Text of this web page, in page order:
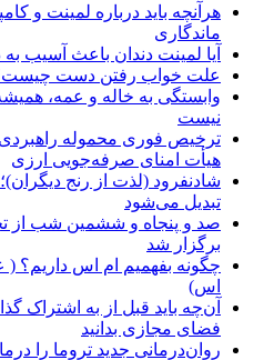
هرآنچه باید درباره لمینت و
ماندگاری
آیا لمینت دندان باعث آسیب
علت خواب رفتن دست
وابستگی به خاله و عمه،
نیست
ترخیص فوری محموله
هیأت امنای صرفه‌جویی ارزی
شادنفرود (لذت از رنج
تبدیل می‌شود
صد و پنجاه‌ و ششمین شب از
برگزار شد
چگونه بفهمیم ام اس داریم؟ (
اس)
آن‌چه باید قبل از به اشتراک
فضای مجازی بدانید
روان‌درمانی جدید تروما را